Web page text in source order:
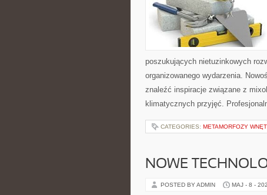
poszukujących nietuzinkowych
organizowanego wydarzenia.
znaleźć inspiracje związane z
klimatycznych przyjęć.
CATEGORIES: METAMORFOZY
NOWE
POSTED BY ADMIN MAJ - 8 -